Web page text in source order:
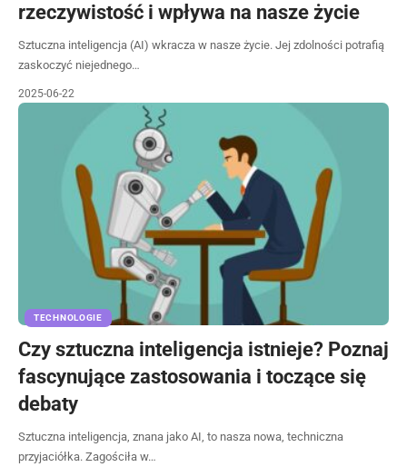
rzeczywistość i wpływa na nasze życie
Sztuczna inteligencja (AI) wkracza w nasze życie. Jej zdolności potrafią
zaskoczyć niejednego…
2025-06-22
TECHNOLOGIE
Czy sztuczna inteligencja istnieje? Poznaj
fascynujące zastosowania i toczące się
debaty
Sztuczna inteligencja, znana jako AI, to nasza nowa, techniczna
przyjaciółka. Zagościła w…